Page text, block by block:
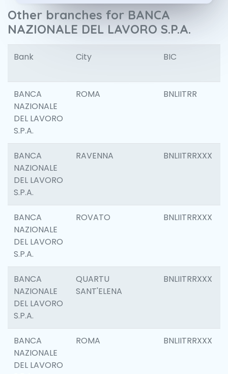
Other branches for BANCA
NAZIONALE DEL LAVORO S.P.A.
Bank City BIC
BANCA
NAZIONALE
DEL LAVORO
S.P.A.
ROMA BNLIITRR
BANCA
NAZIONALE
DEL LAVORO
S.P.A.
RAVENNA BNLIITRRXXX
BANCA
NAZIONALE
DEL LAVORO
S.P.A.
ROVATO BNLIITRRXXX
BANCA
NAZIONALE
DEL LAVORO
S.P.A.
QUARTU
SANT'ELENA
BNLIITRRXXX
BANCA
NAZIONALE
DEL LAVORO
ROMA BNLIITRRXXX